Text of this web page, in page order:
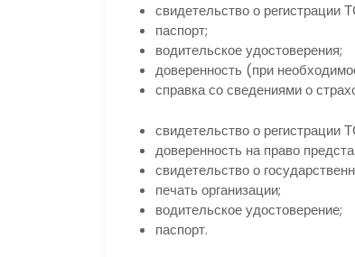
свидетельство о регистрации
паспорт;
водительское удостоверения;
доверенность (при
справка со сведениями о
свидетельство о регистрации
доверенность на право
свидетельство о
печать организации;
водительское удостоверение;
паспорт.